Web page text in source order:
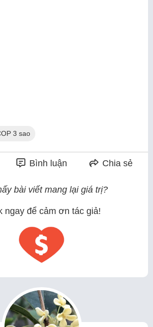
3 sao
Bình luận Chia sẻ
bài viết mang lại giá trị?
ngay để cảm ơn tác giả!